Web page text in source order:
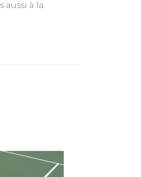
aussi à la